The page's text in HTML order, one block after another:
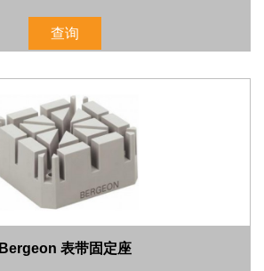
查询
Bergeon 表带固定座